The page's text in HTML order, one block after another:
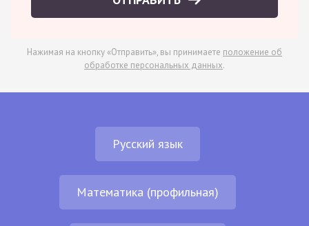
Нажимая на кнопку «Отправить», вы принимаете положение об
обработке персональных данных.
Русский язык
Математика (профильная)